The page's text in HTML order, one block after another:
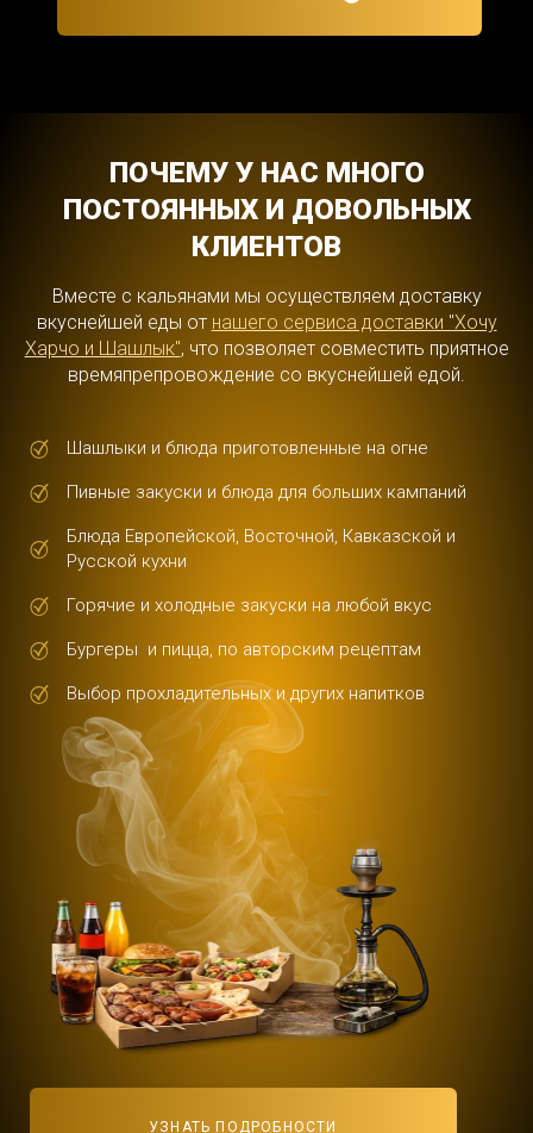
ПОЧЕМУ У НАС МНОГО
ПОСТОЯННЫХ И ДОВОЛЬНЫХ
КЛИЕНТОВ
Вместе с кальянами мы осуществляем доставку
вкуснейшей еды от нашего сервиса доставки "Хочу
Харчо и Шашлык", что позволяет совместить приятное
времяпрепровождение со вкуснейшей едой.
Шашлыки и блюда приготовленные на огне
Пивные закуски и блюда для больших кампаний
Блюда Европейской, Восточной, Кавказской и
Русской кухни
Горячие и холодные закуски на любой вкус
Бургеры и пицца, по авторским рецептам
Выбор прохладительных и других напитков
УЗНАТЬ ПОДРОБНОСТИ